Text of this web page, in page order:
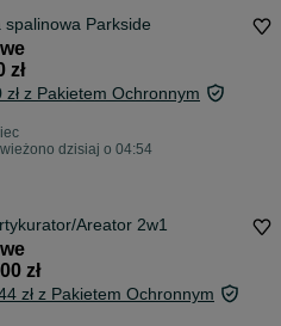
spalinowa Parkside
zł
zł z Pakietem Ochronnym
dzisiaj o 04:54
Areator 2w1
zł
zł z Pakietem Ochronnym